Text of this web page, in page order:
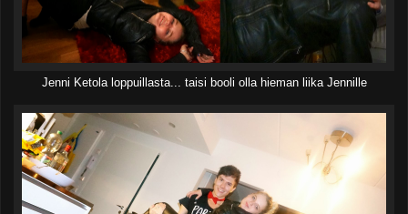
Jenni Ketola loppuillasta... taisi booli olla hieman liika Jennille